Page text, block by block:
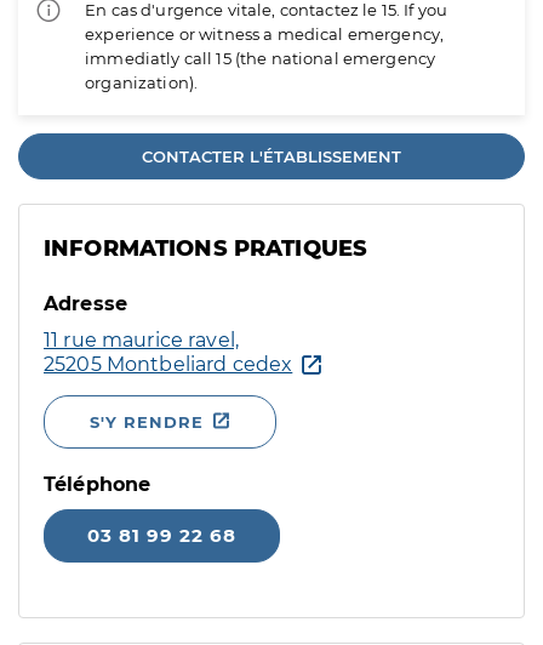
En cas d'urgence vitale, contactez le 15. If you
experience or witness a medical emergency,
immediatly call 15 (the national emergency
organization).
CONTACTER L'ÉTABLISSEMENT
INFORMATIONS PRATIQUES
Adresse
11 rue maurice ravel,
25205 Montbeliard cedex
S'Y RENDRE
Téléphone
03 81 99 22 68